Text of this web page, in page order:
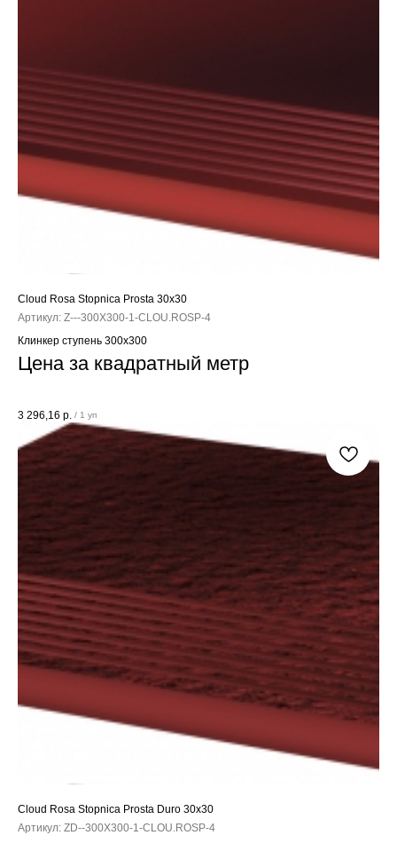
Cloud Rosa Stopnica Prosta 30x30
Артикул: Z---300X300-1-CLOU.ROSP-4
Клинкер ступень 300x300
Цена за квадратный метр
3 296,16 р. / 1 уп
Cloud Rosa Stopnica Prosta Duro 30x30
Артикул: ZD--300X300-1-CLOU.ROSP-4